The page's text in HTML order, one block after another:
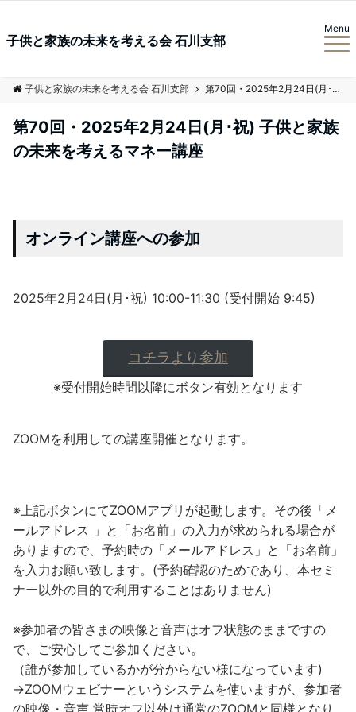
子供と家族の未来を考える会 石川支部
Menu
子供と家族の未来を考える会 石川支部 第70回・2025年2月24日(月･祝) 子供と家族の未来を考えるマネー講座
第70回・2025年2月24日(月･祝) 子供と家族
の未来を考えるマネー講座
オンライン講座への参加
2025年2月24日(月･祝) 10:00-11:30 (受付開始 9:45)
コチラより参加
※受付開始時間以降にボタン有効となります
ZOOMを利用しての講座開催となります。
※上記ボタンにてZOOMアプリが起動します。その後「メ
ールアドレス 」と「お名前」の入力が求められる場合が
ありますので、予約時の「メールアドレス」と「お名前」
を入力お願い致します。(予約確認のためであり、本セミ
ナー以外の目的で利用することはありません)
※参加者の皆さまの映像と音声はオフ状態のままですの
で、ご安心してご参加ください。
（誰が参加しているかが分からない様になっています)
→ZOOMウェビナーというシステムを使いますが、参加者
の映像・音声 常時オフ以外は通常のZOOMと同様となり